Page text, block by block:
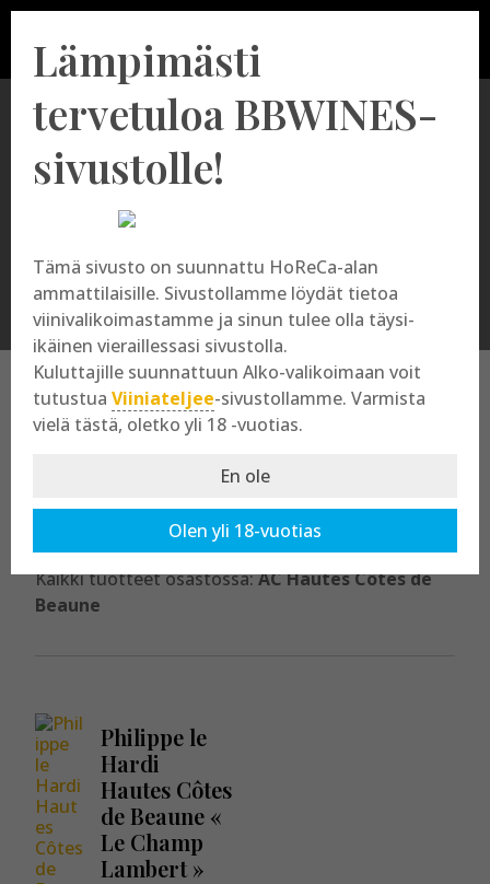
AC Hautes Côtes de Beaune
AC Hautes Côtes de
Beaune
Kaikki tuotteet osastossa:AC Hautes Côtes de
Beaune
Philippe le
Hardi
Hautes Côtes
de Beaune «
Le Champ
Lambert »
Lämpimästi
tervetuloa BBWINES-
sivustolle!
Tämä sivusto on suunnattu HoReCa-alan
ammattilaisille. Sivustollamme löydät tietoa
viinivalikoimastamme ja sinun tulee olla täysi-
ikäinen vieraillessasi sivustolla.
Kuluttajille suunnattuun Alko-valikoimaan voit
tutustua Viiniateljee-sivustollamme. Varmista
vielä tästä, oletko yli 18 -vuotias.
En ole
Olen yli 18-vuotias